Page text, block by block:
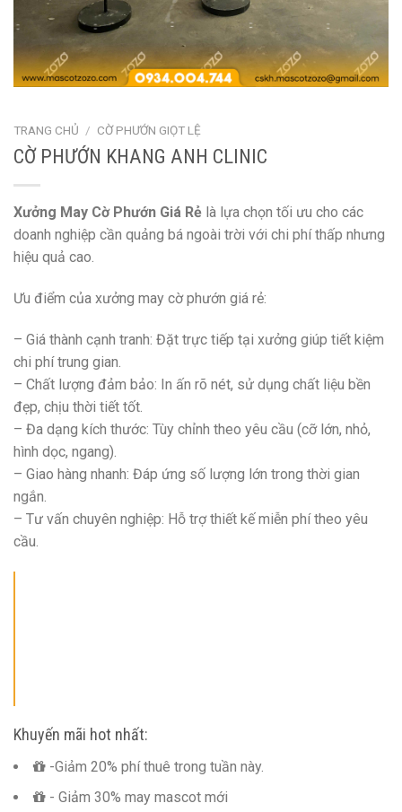
TRANG CHỦ / CỜ PHƯỚN GIỌT LỆ
CỜ PHƯỚN KHANG ANH CLINIC
Xưởng May Cờ Phướn Giá Rẻ là lựa chọn tối ưu cho các
doanh nghiệp cần quảng bá ngoài trời với chi phí thấp nhưng
hiệu quả cao.
Ưu điểm của xưởng may cờ phướn giá rẻ:
– Giá thành cạnh tranh: Đặt trực tiếp tại xưởng giúp tiết kiệm
chi phí trung gian.
– Chất lượng đảm bảo: In ấn rõ nét, sử dụng chất liệu bền
đẹp, chịu thời tiết tốt.
– Đa dạng kích thước: Tùy chỉnh theo yêu cầu (cỡ lớn, nhỏ,
hình dọc, ngang).
– Giao hàng nhanh: Đáp ứng số lượng lớn trong thời gian
ngắn.
– Tư vấn chuyên nghiệp: Hỗ trợ thiết kế miễn phí theo yêu
cầu.
Khuyến mãi hot nhất:
-Giảm 20% phí thuê trong tuần này.
- Giảm 30% may mascot mới